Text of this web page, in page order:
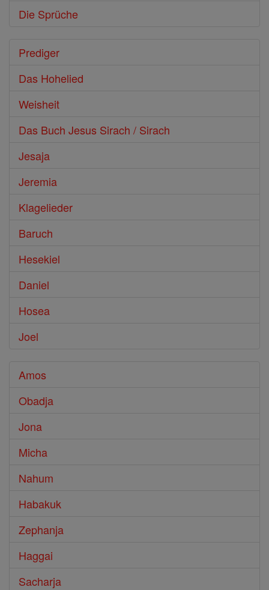
Die Sprüche
Prediger
Das Hohelied
Weisheit
Das Buch Jesus Sirach / Sirach
Jesaja
Jeremia
Klagelieder
Baruch
Hesekiel
Daniel
Hosea
Joel
Amos
Obadja
Jona
Micha
Nahum
Habakuk
Zephanja
Haggai
Sacharja